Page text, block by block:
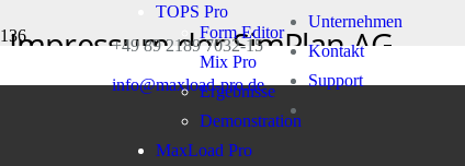
+49 89 2189 7032-15
info@maxload-pro.de
Unternehmen
Kontakt
Support
TOPS Pro
Form Editor
Mix Pro
Ergebnisse
Demonstration
MaxLoad Pro
Impressum der SimPlan AG
Impressum der SimPlan AG
Impressum der SimPlan AG